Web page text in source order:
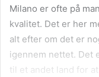
Milano er ofte på
kvalitet. Det er her
alt efter om det er
igennem nettet. Det
til et andet land for